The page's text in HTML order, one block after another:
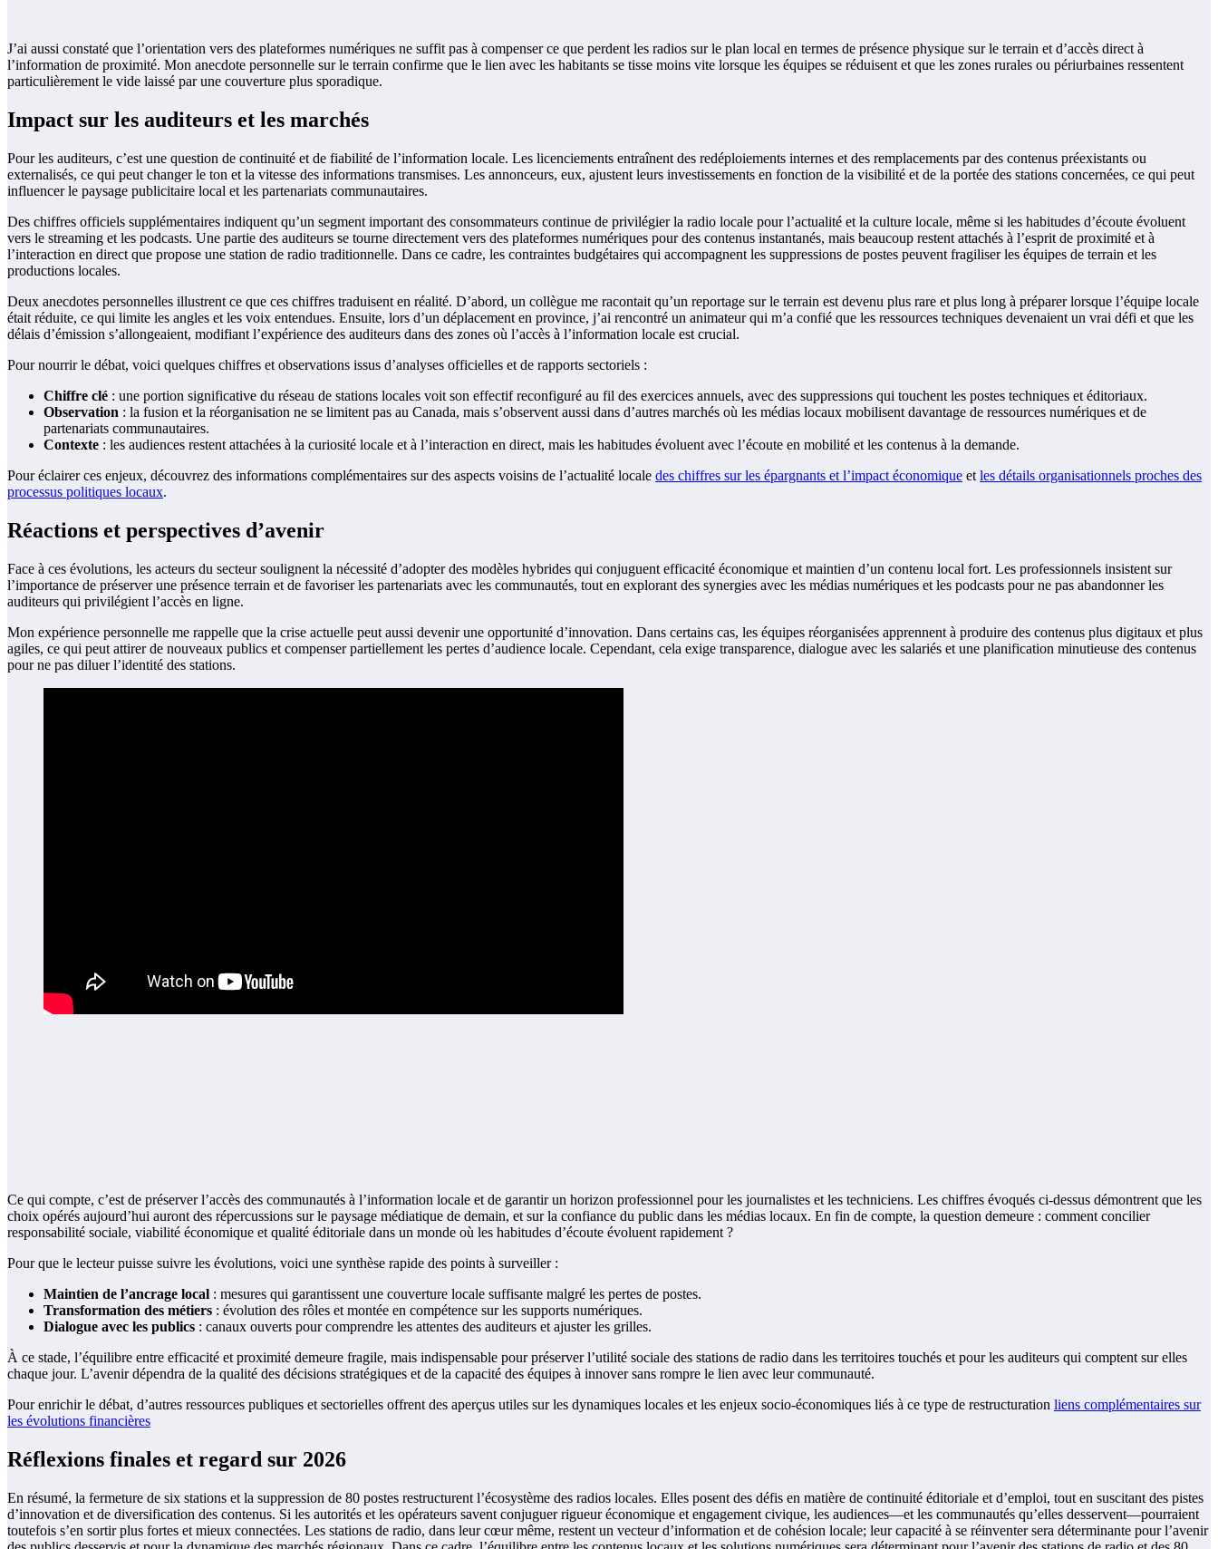
J’ai aussi constaté que l’orientation vers des plateformes numériques ne suffit pas à compenser ce que perdent les radios sur le plan local en termes de présence physique sur le terrain et d’accès direct à
l’information de proximité. Mon anecdote personnelle sur le terrain confirme que le lien avec les habitants se tisse moins vite lorsque les équipes se réduisent et que les zones rurales ou périurbaines ressentent
particulièrement le vide laissé par une couverture plus sporadique.
Impact sur les auditeurs et les marchés
Pour les auditeurs, c’est une question de continuité et de fiabilité de l’information locale. Les licenciements entraînent des redéploiements internes et des remplacements par des contenus préexistants ou
externalisés, ce qui peut changer le ton et la vitesse des informations transmises. Les annonceurs, eux, ajustent leurs investissements en fonction de la visibilité et de la portée des stations concernées, ce qui peut
influencer le paysage publicitaire local et les partenariats communautaires.
Des chiffres officiels supplémentaires indiquent qu’un segment important des consommateurs continue de privilégier la radio locale pour l’actualité et la culture locale, même si les habitudes d’écoute évoluent
vers le streaming et les podcasts. Une partie des auditeurs se tourne directement vers des plateformes numériques pour des contenus instantanés, mais beaucoup restent attachés à l’esprit de proximité et à
l’interaction en direct que propose une station de radio traditionnelle. Dans ce cadre, les contraintes budgétaires qui accompagnent les suppressions de postes peuvent fragiliser les équipes de terrain et les
productions locales.
Deux anecdotes personnelles illustrent ce que ces chiffres traduisent en réalité. D’abord, un collègue me racontait qu’un reportage sur le terrain est devenu plus rare et plus long à préparer lorsque l’équipe locale
était réduite, ce qui limite les angles et les voix entendues. Ensuite, lors d’un déplacement en province, j’ai rencontré un animateur qui m’a confié que les ressources techniques devenaient un vrai défi et que les
délais d’émission s’allongeaient, modifiant l’expérience des auditeurs dans des zones où l’accès à l’information locale est crucial.
Pour nourrir le débat, voici quelques chiffres et observations issus d’analyses officielles et de rapports sectoriels :
Chiffre clé : une portion significative du réseau de stations locales voit son effectif reconfiguré au fil des exercices annuels, avec des suppressions qui touchent les postes techniques et éditoriaux.
Observation : la fusion et la réorganisation ne se limitent pas au Canada, mais s’observent aussi dans d’autres marchés où les médias locaux mobilisent davantage de ressources numériques et de
partenariats communautaires.
Contexte : les audiences restent attachées à la curiosité locale et à l’interaction en direct, mais les habitudes évoluent avec l’écoute en mobilité et les contenus à la demande.
Pour éclairer ces enjeux, découvrez des informations complémentaires sur des aspects voisins de l’actualité locale des chiffres sur les épargnants et l’impact économique et les détails organisationnels proches des
processus politiques locaux.
Réactions et perspectives d’avenir
Face à ces évolutions, les acteurs du secteur soulignent la nécessité d’adopter des modèles hybrides qui conjuguent efficacité économique et maintien d’un contenu local fort. Les professionnels insistent sur
l’importance de préserver une présence terrain et de favoriser les partenariats avec les communautés, tout en explorant des synergies avec les médias numériques et les podcasts pour ne pas abandonner les
auditeurs qui privilégient l’accès en ligne.
Mon expérience personnelle me rappelle que la crise actuelle peut aussi devenir une opportunité d’innovation. Dans certains cas, les équipes réorganisées apprennent à produire des contenus plus digitaux et plus
agiles, ce qui peut attirer de nouveaux publics et compenser partiellement les pertes d’audience locale. Cependant, cela exige transparence, dialogue avec les salariés et une planification minutieuse des contenus
pour ne pas diluer l’identité des stations.
Ce qui compte, c’est de préserver l’accès des communautés à l’information locale et de garantir un horizon professionnel pour les journalistes et les techniciens. Les chiffres évoqués ci-dessus démontrent que les
choix opérés aujourd’hui auront des répercussions sur le paysage médiatique de demain, et sur la confiance du public dans les médias locaux. En fin de compte, la question demeure : comment concilier
responsabilité sociale, viabilité économique et qualité éditoriale dans un monde où les habitudes d’écoute évoluent rapidement ?
Pour que le lecteur puisse suivre les évolutions, voici une synthèse rapide des points à surveiller :
Maintien de l’ancrage local : mesures qui garantissent une couverture locale suffisante malgré les pertes de postes.
Transformation des métiers : évolution des rôles et montée en compétence sur les supports numériques.
Dialogue avec les publics : canaux ouverts pour comprendre les attentes des auditeurs et ajuster les grilles.
À ce stade, l’équilibre entre efficacité et proximité demeure fragile, mais indispensable pour préserver l’utilité sociale des stations de radio dans les territoires touchés et pour les auditeurs qui comptent sur elles
chaque jour. L’avenir dépendra de la qualité des décisions stratégiques et de la capacité des équipes à innover sans rompre le lien avec leur communauté.
Pour enrichir le débat, d’autres ressources publiques et sectorielles offrent des aperçus utiles sur les dynamiques locales et les enjeux socio-économiques liés à ce type de restructuration liens complémentaires sur
les évolutions financières
Réflexions finales et regard sur 2026
En résumé, la fermeture de six stations et la suppression de 80 postes restructurent l’écosystème des radios locales. Elles posent des défis en matière de continuité éditoriale et d’emploi, tout en suscitant des pistes
d’innovation et de diversification des contenus. Si les autorités et les opérateurs savent conjuguer rigueur économique et engagement civique, les audiences—et les communautés qu’elles desservent—pourraient
toutefois s’en sortir plus fortes et mieux connectées. Les stations de radio, dans leur cœur même, restent un vecteur d’information et de cohésion locale; leur capacité à se réinventer sera déterminante pour l’avenir